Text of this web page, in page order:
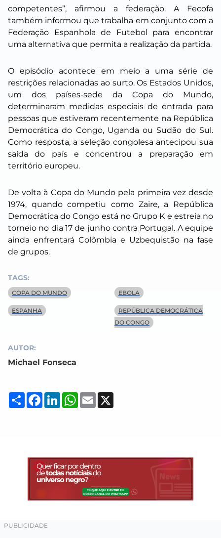
competentes”, afirmou a federação. A Fecofa
também informou que trabalha em conjunto com a
Federação Espanhola de Futebol para encontrar
uma alternativa que permita a realização da partida.
O episódio acontece em meio a uma série de
restrições relacionadas ao surto. Os Estados Unidos,
um dos países-sede da Copa do Mundo,
determinaram medidas especiais de entrada para
pessoas que estiveram recentemente na República
Democrática do Congo, Uganda ou Sudão do Sul.
Como resposta, a seleção congolesa antecipou sua
saída do país e concentrou a preparação em
território europeu.
De volta à Copa do Mundo pela primeira vez desde
1974, quando competiu como Zaire, a República
Democrática do Congo está no Grupo K e estreia no
torneio no dia 17 de junho contra Portugal. A equipe
ainda enfrentará Colômbia e Uzbequistão na fase
de grupos.
TAGS:
COPA DO MUNDO EBOLA
ESPANHA
REPÚBLICA DEMOCRÁTICA
DO CONGO
AUTOR:
Michael Fonseca
Compartilhar
Facebook
LinkedInWhatsApp
Email